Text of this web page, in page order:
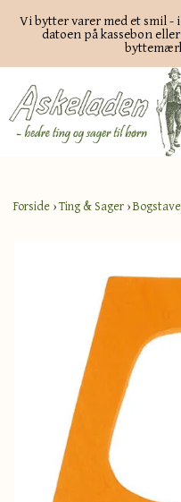
Vi bytter varer med et smil -
datoen på kassebon
Forside ›Ting & Sager ›